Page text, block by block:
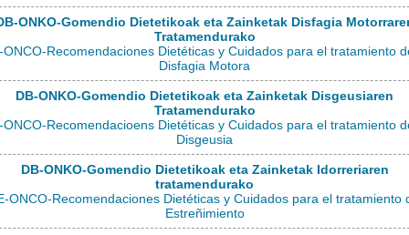
ONKO-Gomendio Dietetikoak eta Zainketak Disfagia
Tratamendurako
ONCO-Recomendaciones Dietéticas y Cuidados para el tratamiento
Disfagia Motora
DB-ONKO-Gomendio Dietetikoak eta Zainketak Disgeusiaren
Tratamendurako
ONCO-Recomendacioens Dietéticas y Cuidados para el tratamiento
Disgeusia
DB-ONKO-Gomendio Dietetikoak eta Zainketak Idorreriaren
tratamendurako
ONCO-Recomendaciones Dietéticas y Cuidados para el tratamiento
Estreñimiento